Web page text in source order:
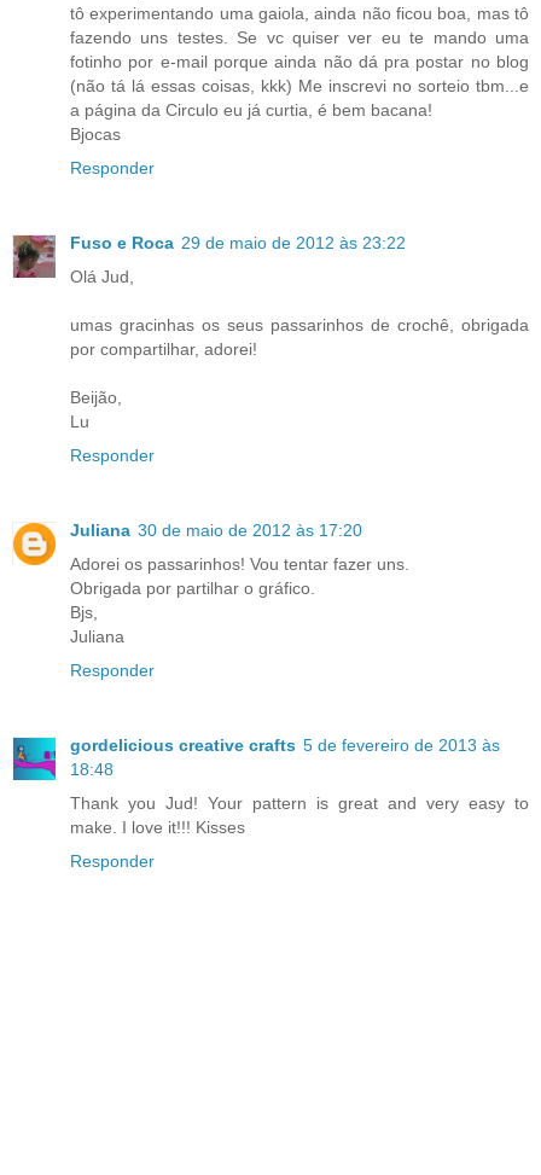
tô experimentando uma gaiola, ainda não ficou boa, mas tô
fazendo uns testes. Se vc quiser ver eu te mando uma
fotinho por e-mail porque ainda não dá pra postar no blog
(não tá lá essas coisas, kkk) Me inscrevi no sorteio tbm...e
a página da Circulo eu já curtia, é bem bacana!
Bjocas
Responder
Fuso e Roca 29 de maio de 2012 às 23:22
Olá Jud,
umas gracinhas os seus passarinhos de crochê, obrigada
por compartilhar, adorei!
Beijão,
Lu
Responder
Juliana 30 de maio de 2012 às 17:20
Adorei os passarinhos! Vou tentar fazer uns.
Obrigada por partilhar o gráfico.
Bjs,
Juliana
Responder
gordelicious creative crafts 5 de fevereiro de 2013 às
18:48
Thank you Jud! Your pattern is great and very easy to
make. I love it!!! Kisses
Responder